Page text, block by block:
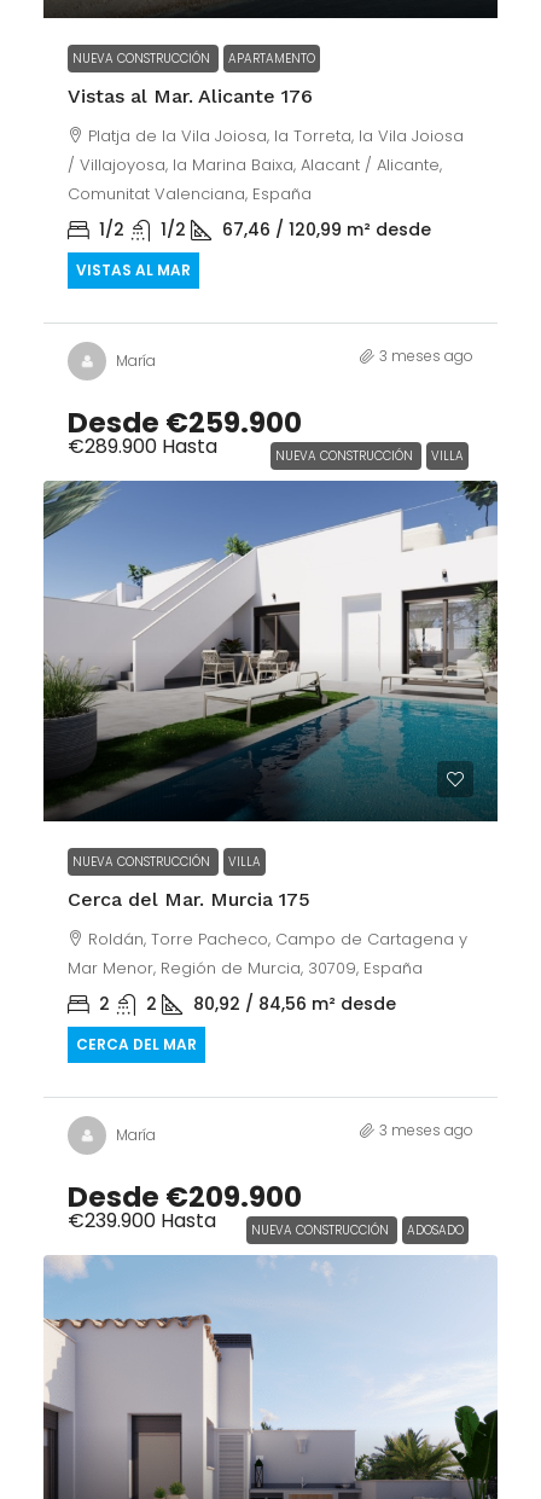
NUEVA CONSTRUCCIÓN APARTAMENTO
Vistas al Mar. Alicante 176
Platja de la Vila Joiosa, la Torreta, la Vila Joiosa
/ Villajoyosa, la Marina Baixa, Alacant / Alicante,
Comunitat Valenciana, España
1/2 1/2 67,46 / 120,99 m² desde
VISTAS AL MAR
María 3 meses ago
NUEVA CONSTRUCCIÓN VILLA
Desde €259.900
€289.900 Hasta
NUEVA CONSTRUCCIÓN VILLA
Cerca del Mar. Murcia 175
Roldán, Torre Pacheco, Campo de Cartagena y
Mar Menor, Región de Murcia, 30709, España
2 2 80,92 / 84,56 m² desde
CERCA DEL MAR
María 3 meses ago
NUEVA CONSTRUCCIÓN ADOSADO
Desde €209.900
€239.900 Hasta